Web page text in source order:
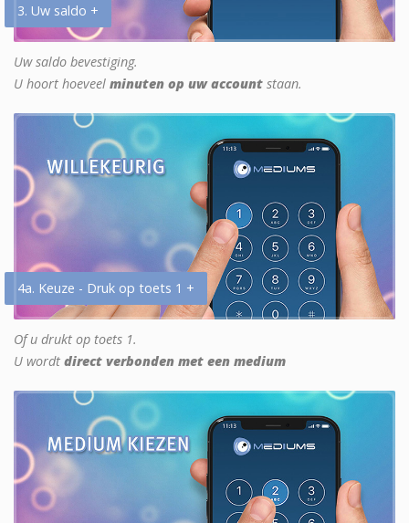
3. Uw saldo +
Uw saldo bevestiging.
U hoort hoeveel minuten op uw account staan.
4a. Keuze - Druk op toets 1 +
Of u drukt op toets 1.
U wordt direct verbonden met een medium